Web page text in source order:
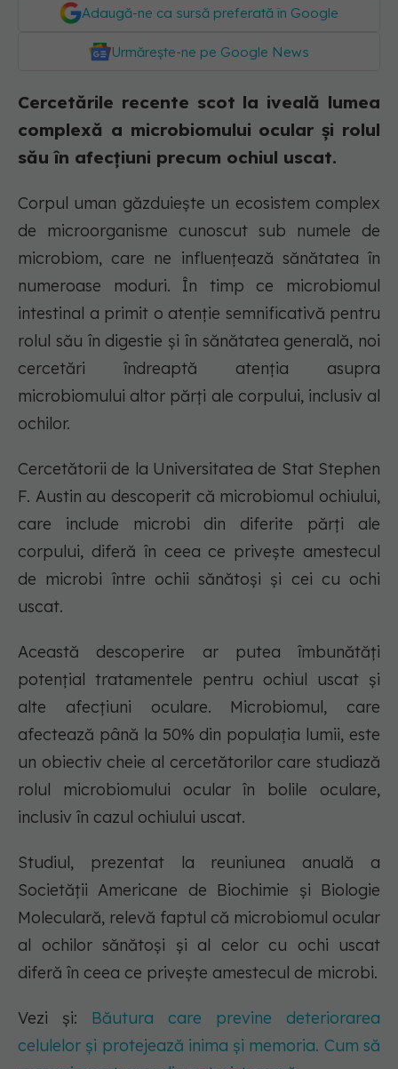
Adaugă-ne ca sursă preferată în Google
Urmărește-ne pe Google News
Cercetările recente scot la iveală lumea
complexă a microbiomului ocular și rolul
său în afecțiuni precum ochiul uscat.
Corpul uman găzduiește un ecosistem complex
de microorganisme cunoscut sub numele de
microbiom, care ne influențează sănătatea în
numeroase moduri. În timp ce microbiomul
intestinal a primit o atenție semnificativă pentru
rolul său în digestie și în sănătatea generală, noi
cercetări îndreaptă atenția asupra
microbiomului altor părți ale corpului, inclusiv al
ochilor.
Cercetătorii de la Universitatea de Stat Stephen
F. Austin au descoperit că microbiomul ochiului,
care include microbi din diferite părți ale
corpului, diferă în ceea ce privește amestecul
de microbi între ochii sănătoși și cei cu ochi
uscat.
Această descoperire ar putea îmbunătăți
potențial tratamentele pentru ochiul uscat și
alte afecțiuni oculare. Microbiomul, care
afectează până la 50% din populația lumii, este
un obiectiv cheie al cercetătorilor care studiază
rolul microbiomului ocular în bolile oculare,
inclusiv în cazul ochiului uscat.
Studiul, prezentat la reuniunea anuală a
Societății Americane de Biochimie și Biologie
Moleculară, relevă faptul că microbiomul ocular
al ochilor sănătoși și al celor cu ochi uscat
diferă în ceea ce privește amestecul de microbi.
Vezi și: Băutura care previne deteriorarea
celulelor și protejează inima și memoria. Cum să